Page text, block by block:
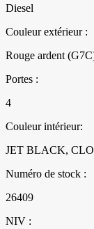
Diesel
Couleur extérieur :
Rouge ardent
Portes :
4
Couleur intérieur:
JET BLACK,
Numéro de stock :
26409
NIV :